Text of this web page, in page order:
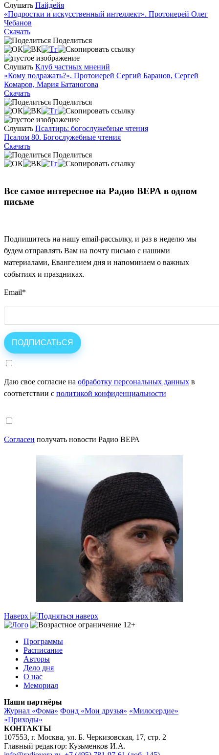
Слушать Пайдейя
«Подростки и искусственный интеллект». Протоиерей Олег
Чебанов
Скачать
Поделиться
Слушать Клуб частных мнений
«Кому подражать?». Протоиерей Сергий Баранов, Сергей
Комаров, Мария Батаногова
Скачать
Поделиться
Слушать Псалтирь: богослужебные чтения
Псалом 80. Богослужебные чтения
Скачать
Поделиться
Все самое интересное на Радио ВЕРА в одном
письме
Подпишитесь на нашу email-рассылку, и раз в неделю мы
будем отправлять Вам на почту письмо с нашими
материалами, Евангелием дня и напоминаем о важных
событиях и праздниках.
Email*
Даю свое согласие на обработку персональных данных в
соответствии с политикой конфиденциальности
Согласен получать новости Радио ВЕРА
Наверх
Программы
Расписание
Авторы
Дело дня
О нас
Мемориал
Наши партнёры
Журнал «Фома» Фонд «Мои друзья» «Милосердие»
«Приходы»
КОНТАКТЫ
107553, г. Москва, ул. Б. Черкизовская, 17, стр. 2
Главный редактор: Кузьменков И.А.